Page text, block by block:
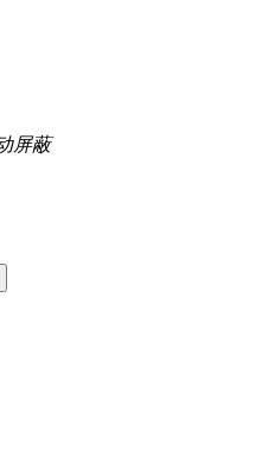
屏蔽